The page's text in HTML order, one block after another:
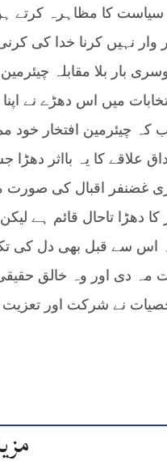
سیاست کا مظاہرہ
نہیں کرنا خدا کی
بار بلا مقابلہ
میں اس دھڑے نے
جب کہ چیئرمین افتخار
علاقے کا یہ بااثر
غضنفر اقبال کی
سے قبل بھی دل کی
مہ دی اور وہ خالق
نے شرکت اور تعزیت